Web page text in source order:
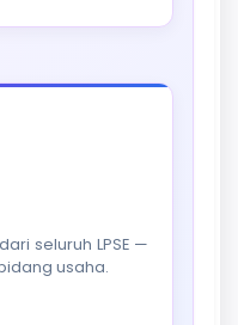
seluruh LPSE —
usaha.